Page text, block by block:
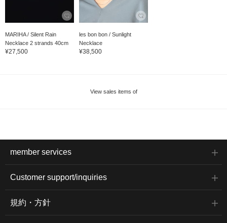
MARIHA / Silent Rain
Necklace 2 strands 40cm
¥27,500
les bon bon / Sunlight
Necklace
¥38,500
View sales items of
member services
Customer support/inquiries
規約・方針